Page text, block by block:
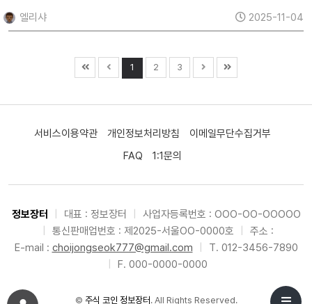
엘리샤
2025-11-04
1 2 3
서비스이용약관 개인정보처리방침
이메일무단수집거부
FAQ
1:1문의
정보장터 대표 : 정보장터
사업자등록번호 : OOO-OO-OOOOO
통신판매업번호 : 제2025-서울OO-0000호
주소 :
E-mail : choijongseok777@gmail.com
T. 012-3456-7890
F. 000-0000-0000
© 주식 코인 정보장터. All Rights Reserved.